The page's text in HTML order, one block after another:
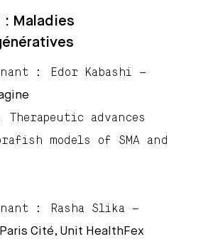
: Maladies
: Edor Kabashi –
Therapeutic advances
models of SMA and
: Rasha Slika –
Cité, Unit HealthFex